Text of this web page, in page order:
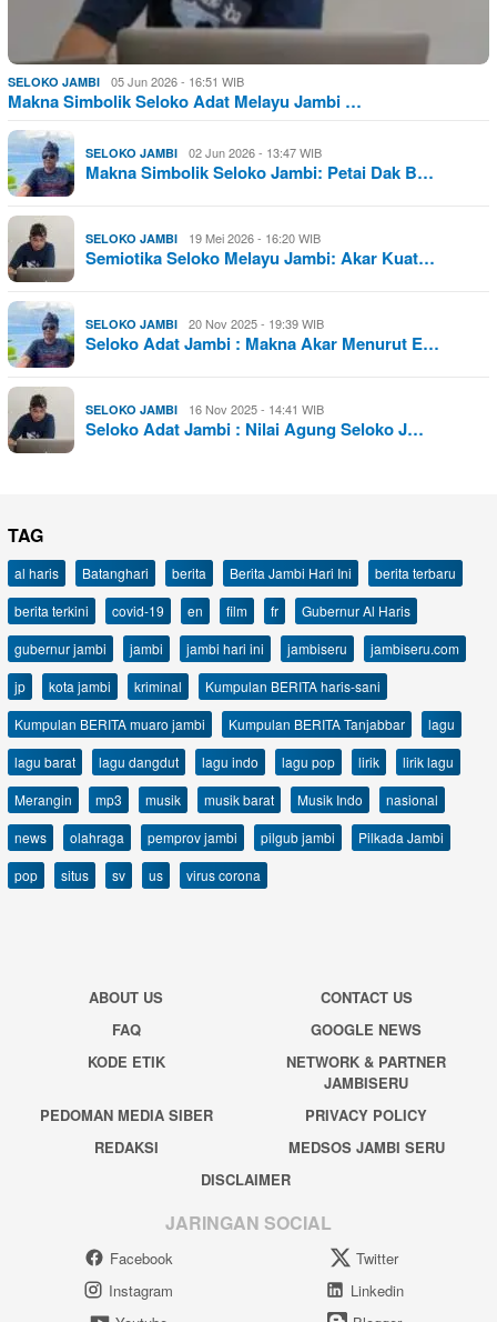
SELOKO JAMBI 05 Jun 2026 - 16:51 WIB
Makna Simbolik Seloko Adat Melayu Jambi …
SELOKO JAMBI 02 Jun 2026 - 13:47 WIB
Makna Simbolik Seloko Jambi: Petai Dak B…
SELOKO JAMBI 19 Mei 2026 - 16:20 WIB
Semiotika Seloko Melayu Jambi: Akar Kuat…
SELOKO JAMBI 20 Nov 2025 - 19:39 WIB
Seloko Adat Jambi : Makna Akar Menurut E…
SELOKO JAMBI 16 Nov 2025 - 14:41 WIB
Seloko Adat Jambi : Nilai Agung Seloko J…
TAG
al haris Batanghari berita Berita Jambi Hari Ini
berita terbaru
berita terkini
covid-19 en film fr
Gubernur Al Haris
gubernur jambi
jambi jambi hari ini jambiseru
jambiseru.com
jp
kota jambi kriminal
Kumpulan BERITA haris-sani
Kumpulan BERITA muaro jambi
Kumpulan BERITA Tanjabbar
lagu
lagu barat
lagu dangdut lagu indo lagu pop lirik
lirik lagu
Merangin
mp3 musik musik barat Musik Indo
nasional
news
olahraga pemprov jambi pilgub jambi
Pilkada Jambi
pop
situs sv us virus corona
ABOUT US
CONTACT US
FAQ
GOOGLE NEWS
KODE ETIK
NETWORK & PARTNER
JAMBISERU
PEDOMAN MEDIA SIBER
PRIVACY POLICY
REDAKSI
MEDSOS JAMBI SERU
DISCLAIMER
JARINGAN SOCIAL
Facebook
Twitter
Instagram
Linkedin